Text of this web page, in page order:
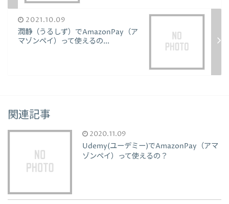
2021.10.09
潤静（うるしず）でAmazonPay（ア
マゾンペイ）って使えるの...
関連記事
2020.11.09
Udemy(ユーデミー)でAmazonPay（アマ
ゾンペイ）って使えるの？